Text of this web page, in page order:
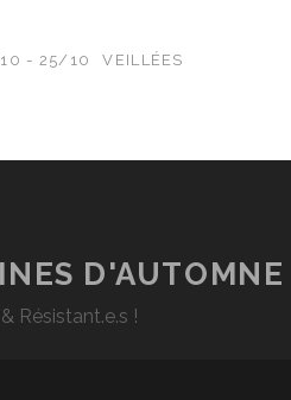
10 - 25/10
VEILLÉES
D'AUTOMNE
Résistant.e.s !